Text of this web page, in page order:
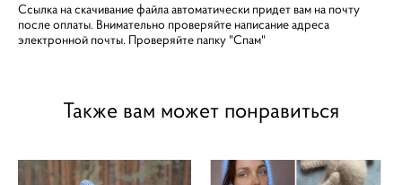
Ссылка на скачивание файла автоматически придет вам на почту
после оплаты. Внимательно проверяйте написание адреса
электронной почты. Проверяйте папку "Спам"
Также вам может понравиться